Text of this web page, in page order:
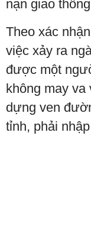
nạn giao
Theo xác
việc xảy ra
được một
không may va
dựng ven
tỉnh, phải